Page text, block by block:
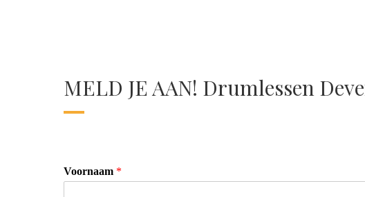
MELD JE AAN! Drumlessen
Voornaam *